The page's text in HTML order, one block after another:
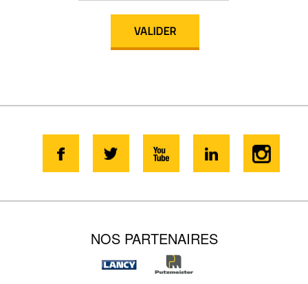
NOS PARTENAIRES